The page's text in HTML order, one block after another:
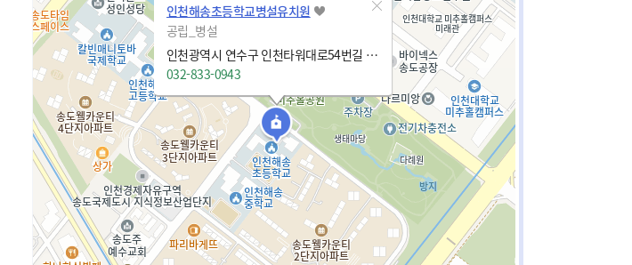
인천해송초등학교병설유치원
공립_병설
인천광역시 연수구 인천타워대로54번길 46 (송도동)
032-833-0943